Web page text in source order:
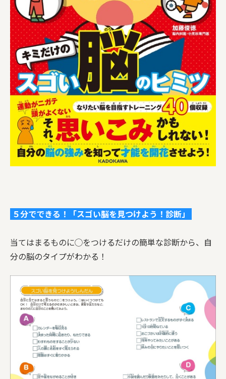
５分でできる！「スゴい脳を見つけよう！診断」
当てはまるものに◯をつけるだけの簡単な診断から、自
分の脳のタイプがわかる！